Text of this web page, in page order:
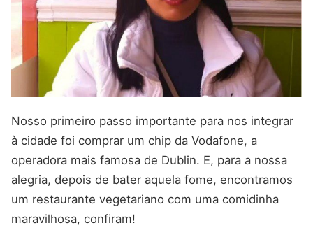
Nosso primeiro passo importante para nos integrar
à cidade foi comprar um chip da Vodafone, a
operadora mais famosa de Dublin. E, para a nossa
alegria, depois de bater aquela fome, encontramos
um restaurante vegetariano com uma comidinha
maravilhosa, confiram!